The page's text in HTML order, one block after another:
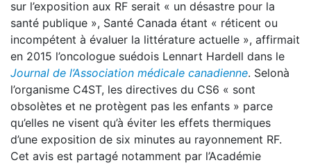
sur l’exposition aux RF serait « un désastre pour la
santé publique », Santé Canada étant « réticent ou
incompétent à évaluer la littérature actuelle », affirmait
en 2015 l’oncologue suédois Lennart Hardell dans le
Journal de l’Association médicale canadienne. Selonà
l’organisme C4ST, les directives du CS6 « sont
obsolètes et ne protègent pas les enfants » parce
qu’elles ne visent qu’à éviter les effets thermiques
d’une exposition de six minutes au rayonnement RF.
Cet avis est partagé notamment par l’Académie